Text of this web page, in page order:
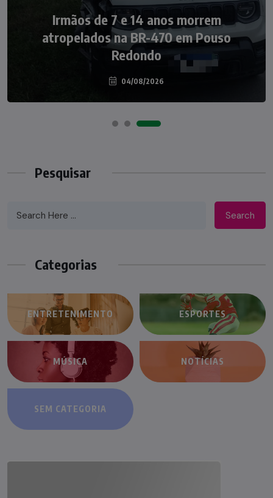
Irmãos de 7 e 14 anos morrem
atropelados na BR-470 em Pouso
Redondo
04/08/2026
NOTÍCIAS
Nádia Menegazzi leva o nome de Taió ao
palco do Programa Silvio Santos
07/08/2026
Pesquisar
Search
Categorias
ENTRETENIMENTO ESPORTES
MÚSICA NOTÍCIAS
SEM CATEGORIA